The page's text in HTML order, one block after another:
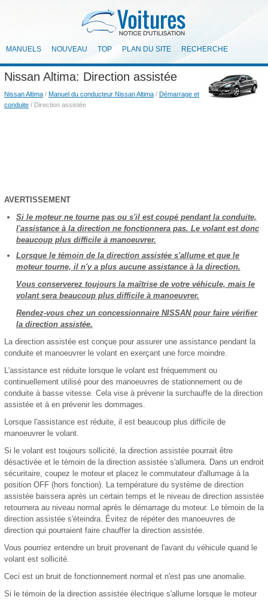
MANUELS NOUVEAU TOP PLAN DU SITE RECHERCHE
Nissan Altima: Direction assistée
Nissan Altima / Manuel du conducteur Nissan Altima / Démarrage et
conduite / Direction assistée
AVERTISSEMENT
Si le moteur ne tourne pas ou s'il est coupé pendant la conduite,
l'assistance à la direction ne fonctionnera pas. Le volant est donc
beaucoup plus difficile à manoeuvrer.
Lorsque le témoin de la direction assistée s'allume et que le
moteur tourne, il n'y a plus aucune assistance à la direction.
Vous conserverez toujours la maîtrise de votre véhicule, mais le
volant sera beaucoup plus difficile à manoeuvrer.
Rendez-vous chez un concessionnaire NISSAN pour faire vérifier
la direction assistée.
La direction assistée est conçue pour assurer une assistance pendant la
conduite et manoeuvrer le volant en exerçant une force moindre.
L'assistance est réduite lorsque le volant est fréquemment ou
continuellement utilisé pour des manoeuvres de stationnement ou de
conduite à basse vitesse. Cela vise à prévenir la surchauffe de la direction
assistée et à en prévenir les dommages.
Lorsque l'assistance est réduite, il est beaucoup plus difficile de
manoeuvrer le volant.
Si le volant est toujours sollicité, la direction assistée pourrait être
désactivée et le témoin de la direction assistée s'allumera. Dans un endroit
sécuritaire, coupez le moteur et placez le commutateur d'allumage à la
position OFF (hors fonction). La température du système de direction
assistée baissera après un certain temps et le niveau de direction assistée
retournera au niveau normal après le démarrage du moteur. Le témoin de la
direction assistée s'éteindra. Évitez de répéter des manoeuvres de
direction qui pourraient faire chauffer la direction assistée.
Vous pourriez entendre un bruit provenant de l'avant du véhicule quand le
volant est sollicité.
Ceci est un bruit de fonctionnement normal et n'est pas une anomalie.
Si le témoin de la direction assistée électrique s'allume lorsque le moteur